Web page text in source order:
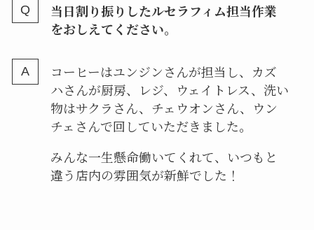
当日割り振りしたルセラフィム担当作業
をおしえてください。
コーヒーはユンジンさんが担当し、カズ
ハさんが厨房、レジ、ウェイトレス、洗い
物はサクラさん、チェウオンさん、ウン
チェさんで回していただきました。
みんな一生懸命働いてくれて、いつもと
違う店内の雰囲気が新鮮でした！